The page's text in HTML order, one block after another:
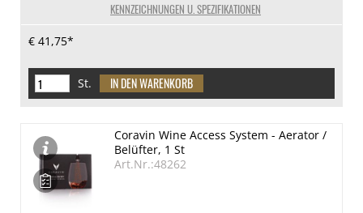
KENNZEICHNUNGEN U. SPEZIFIKATIONEN
€ 41,75*
St.
Coravin Wine Access System - Aerator /
Belüfter, 1 St
Art.Nr.:48262